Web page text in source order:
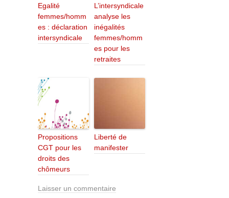
Egalité
femmes/homm
es : déclaration
intersyndicale
L’intersyndicale
analyse les
inégalités
femmes/homm
es pour les
retraites
Propositions
CGT pour les
droits des
chômeurs
Liberté de
manifester
Laisser un commentaire